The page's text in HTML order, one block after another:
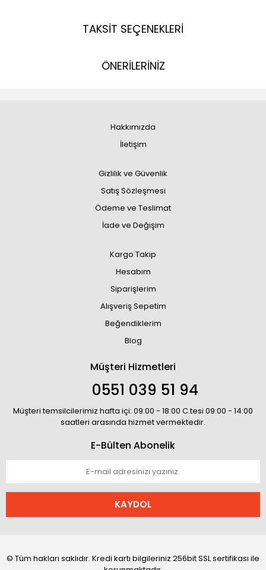
TAKSİT SEÇENEKLERİ
ÖNERİLERİNİZ
Hakkımızda
İletişim
Gizlilik ve Güvenlik
Satış Sözleşmesi
Ödeme ve Teslimat
İade ve Değişim
Kargo Takip
Hesabım
Siparişlerim
Alışveriş Sepetim
Beğendiklerim
Blog
Müşteri Hizmetleri
0551 039 51 94
Müşteri temsilcilerimiz hafta içi: 09:00 - 18:00 C.tesi 09:00 - 14:00
saatleri arasında hizmet vermektedir.
E-Bülten Abonelik
KAYDOL
© Tüm hakları saklıdır. Kredi kartı bilgileriniz 256bit SSL sertifikası ile